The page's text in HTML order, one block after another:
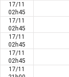
17/11
02h45
17/11
02h45
17/11
02h45
17/11
02h45
17/11